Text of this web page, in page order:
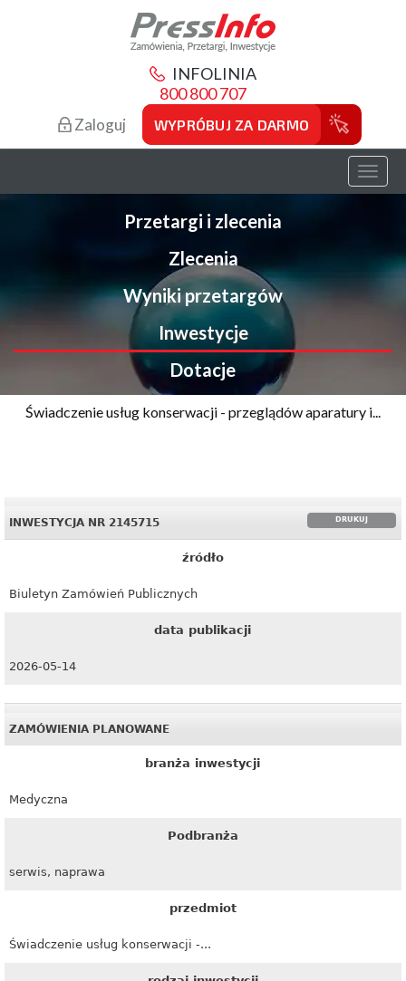
INFOLINIA
800 800 707
Zaloguj WYPRÓBUJ ZA DARMO
Toggle
Przetargi i zlecenia
Zlecenia
Wyniki przetargów
Inwestycje
Dotacje
Świadczenie usług konserwacji - przeglądów aparatury i...
DRUKUJ
INWESTYCJA NR 2145715
źródło
Biuletyn Zamówień Publicznych
data publikacji
2026-05-14
ZAMÓWIENIA PLANOWANE
branża inwestycji
Medyczna
Podbranża
serwis, naprawa
przedmiot
Świadczenie usług konserwacji -...